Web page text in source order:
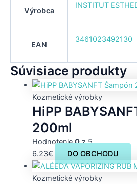
Výrobca
INSTITUT
EAN
3461023492130
Súvisiace produkty
Kozmetické výrobky
HiPP
200ml
Hodnotenie0z 5
6.23€ DO OBCHODU
Kozmetické výrobky